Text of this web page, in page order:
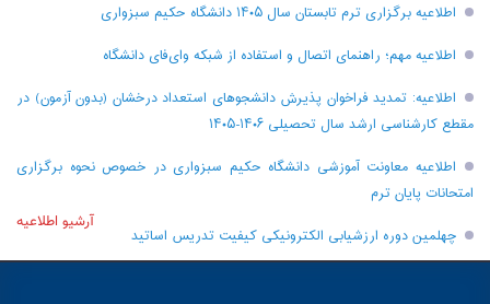
اطلاعیه برگزاری ترم تابستان سال ۱۴۰۵ دانشگاه حکیم سبزواری
اطلاعیه مهم؛ راهنمای اتصال و استفاده از شبکه وای‌فای دانشگاه
اطلاعیه: تمدید فراخوان پذیرش دانشجو‌های استعداد درخشان (بدون آزمون) در
مقطع کارشناسی ارشد سال تحصیلی ۱۴۰۶-۱۴۰۵
اطلاعیه معاونت آموزشی دانشگاه حکیم سبزواری در خصوص نحوه برگزاری
امتحانات پایان ترم
چهلمین دوره ارزشیابی الکترونیکی کیفیت تدریس اساتید
آرشیو اطلاعیه